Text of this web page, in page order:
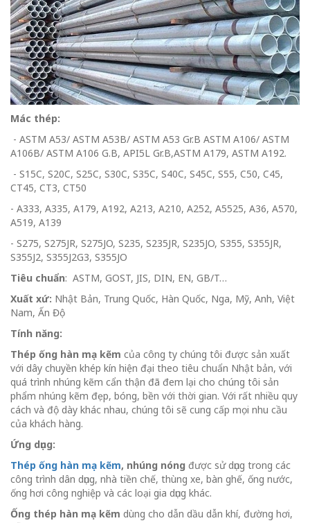
Mác thép:
- ASTM A53/ ASTM A53B/ ASTM A53 Gr.B ASTM A106/ ASTM
A106B/ ASTM A106 G.B, API5L Gr.B,ASTM A179, ASTM A192.
- S15C, S20C, S25C, S30C, S35C, S40C, S45C, S55, C50, C45,
CT45, CT3, CT50
- A333, A335, A179, A192, A213, A210, A252, A5525, A36, A570,
A519, A139
- S275, S275JR, S275JO, S235, S235JR, S235JO, S355, S355JR,
S355J2, S355J2G3, S355JO
Tiêu chuẩn: ASTM, GOST, JIS, DIN, EN, GB/T…
Xuất xứ: Nhật Bản, Trung Quốc, Hàn Quốc, Nga, Mỹ, Anh, Việt
Nam, Ấn Độ
Tính năng:
Thép ống hàn mạ kẽm của công ty chúng tôi được sản xuất
với dây chuyền khép kín hiện đại theo tiêu chuẩn Nhật bản, với
quá trình nhúng kẽm cẩn thận đã đem lại cho chúng tôi sản
phẩm nhúng kẽm đẹp, bóng, bền với thời gian. Với rất nhiều quy
cách và độ dày khác nhau, chúng tôi sẽ cung cấp mọi nhu cầu
của khách hàng.
Ứng dụng:
Thép ống hàn mạ kẽm, nhúng nóng được sử dụng trong các
công trình dân dụng, nhà tiền chế, thùng xe, bàn ghế, ống nước,
ống hơi công nghiệp và các loại gia dụng khác.
Ống thép hàn mạ kẽm dùng cho dẫn dầu dẫn khí, đường hơi,